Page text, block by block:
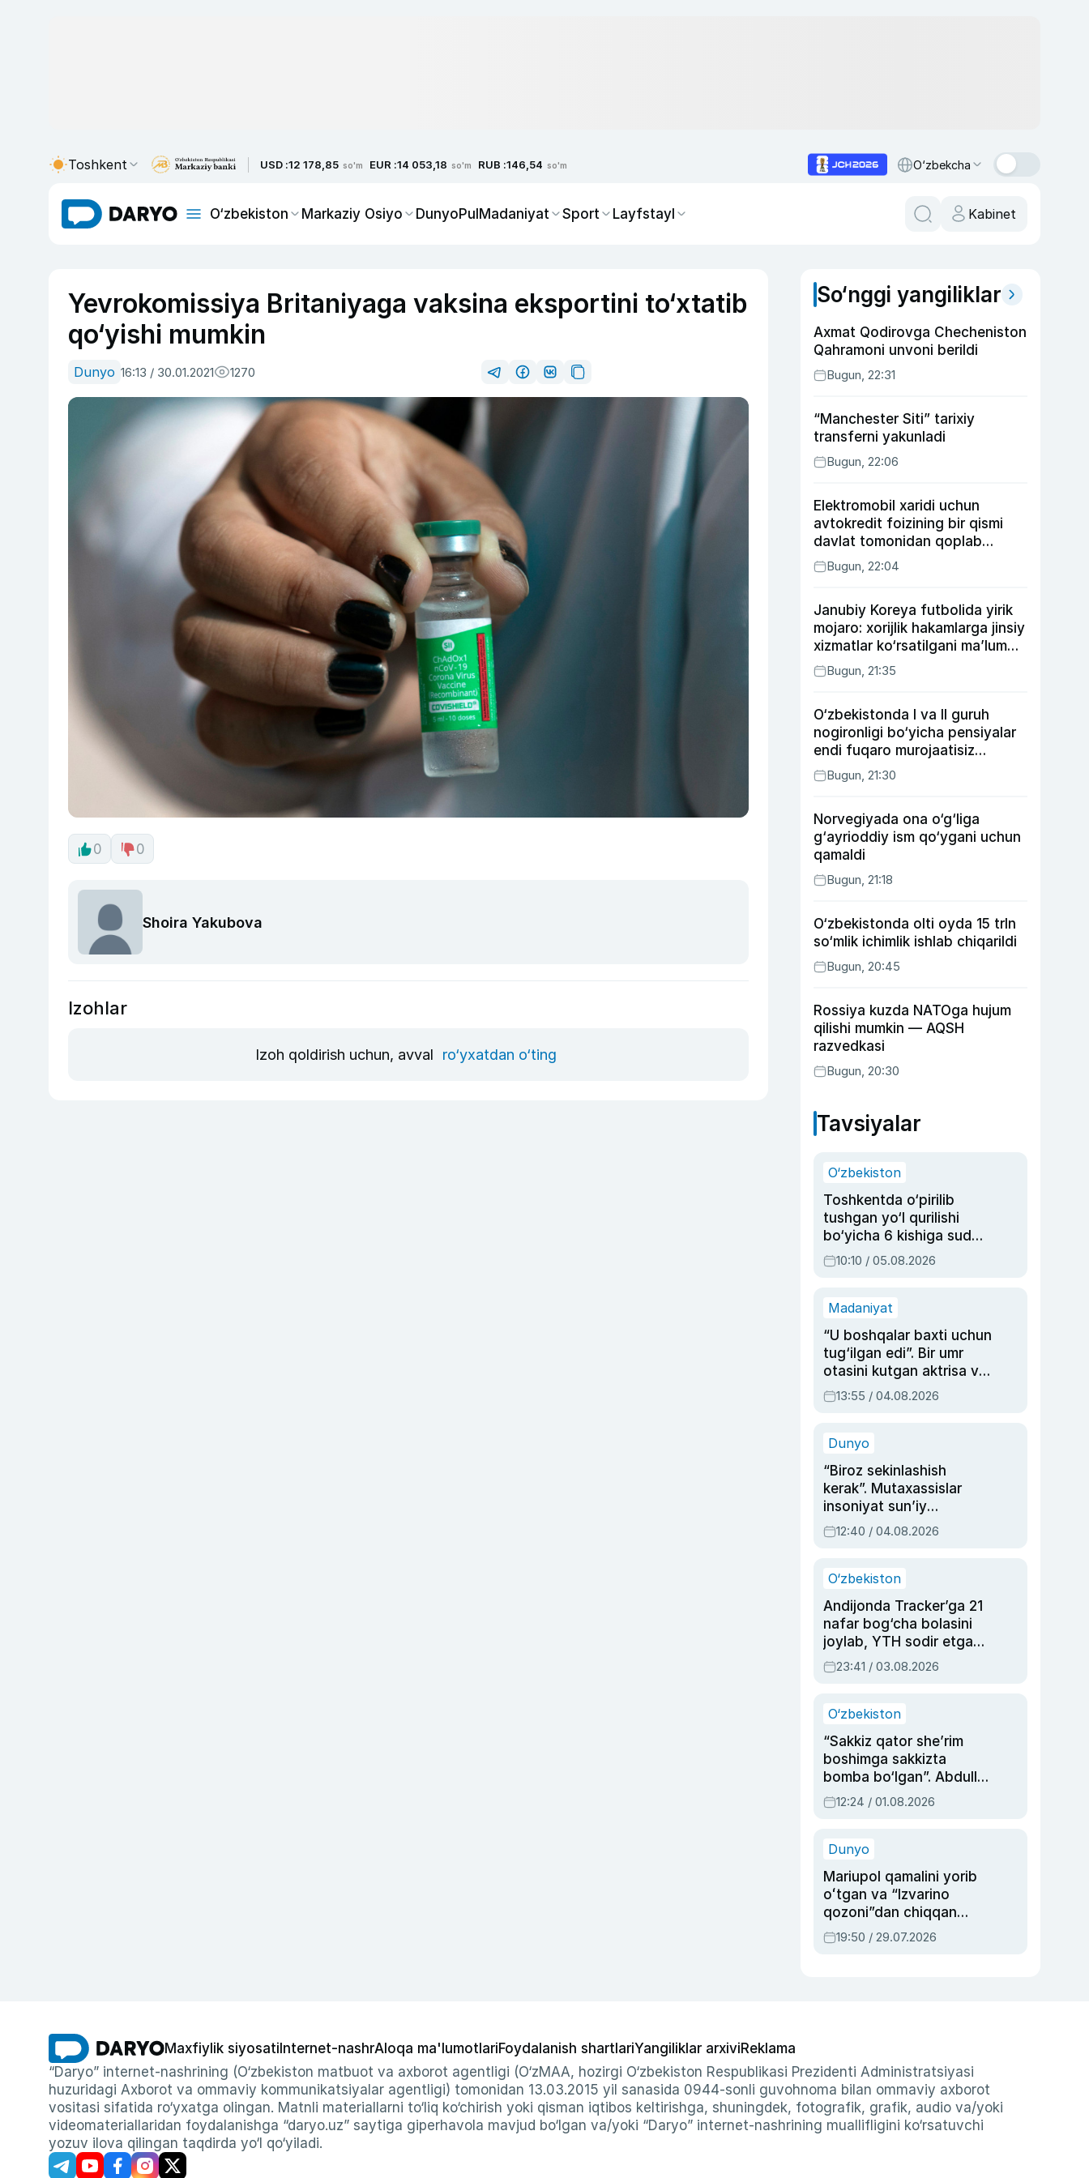
Toshkent USD :12 178,85 so'm EUR :14 053,18 so'm RUB :146,54 so'm O‘zbekcha
O‘zbekiston Markaziy Osiyo DunyoPulMadaniyat Sport Layfstayl Kabinet
Yevrokomissiya Britaniyaga vaksina eksportini to‘xtatib
qo‘yishi mumkin
Dunyo 16:13 / 30.01.2021 1270
0 0
Shoira Yakubova
Izohlar
Izoh qoldirish uchun, avval ro‘yxatdan o‘ting
So‘nggi yangiliklar
Axmat Qodirovga Checheniston
Qahramoni unvoni berildi
Bugun, 22:31
“Manchester Siti” tarixiy
transferni yakunladi
Bugun, 22:06
Elektromobil xaridi uchun
avtokredit foizining bir qismi
davlat tomonidan qoplab
berilishi mumkin
Bugun, 22:04
Janubiy Koreya futbolida yirik
mojaro: xorijlik hakamlarga jinsiy
xizmatlar ko‘rsatilgani ma’lum
qilindi
Bugun, 21:35
O‘zbekistonda I va II guruh
nogironligi bo‘yicha pensiyalar
endi fuqaro murojaatisiz
tayinlanishi mumkin
Bugun, 21:30
Norvegiyada ona o‘g‘liga
g‘ayrioddiy ism qo‘ygani uchun
qamaldi
Bugun, 21:18
O‘zbekistonda olti oyda 15 trln
so‘mlik ichimlik ishlab chiqarildi
Bugun, 20:45
Rossiya kuzda NATOga hujum
qilishi mumkin — AQSH
razvedkasi
Bugun, 20:30
Tavsiyalar
O‘zbekiston
Toshkentda o‘pirilib
tushgan yo‘l qurilishi
bo‘yicha 6 kishiga sud
hukmi o‘qildi
10:10 / 05.08.2026
Madaniyat
“U boshqalar baxti uchun
tug‘ilgan edi”. Bir umr
otasini kutgan aktrisa va
dublyaj ustasi Rimma
Ahmedovaning
13:55 / 04.08.2026
Dunyo
“Biroz sekinlashish
kerak”. Mutaxassislar
insoniyat sun’iy
intellektni boshqara
olmay qolishidan xavotir
12:40 / 04.08.2026
O‘zbekiston
Andijonda Tracker’ga 21
nafar bog‘cha bolasini
joylab, YTH sodir etgan
ayolga sud hukmi o‘qildi
23:41 / 03.08.2026
O‘zbekiston
“Sakkiz qator she’rim
boshimga sakkizta
bomba bo‘lgan”. Abdulla
Oripovni siyosiy
ayblovlardan asrab
12:24 / 01.08.2026
Dunyo
Mariupol qamalini yorib
oʻtgan va “Izvarino
qozoni”dan chiqqan
qahramon — Ukraina
armiyasi bosh
19:50 / 29.07.2026
Maxfiylik siyosati Internet-nashrAloqa ma'lumotlariFoydalanish shartlariYangiliklar arxiviReklama
“Daryo” internet-nashrining (O‘zbekiston matbuot va axborot agentligi (O‘zMAA, hozirgi O‘zbekiston Respublikasi Prezidenti Administratsiyasi
huzuridagi Axborot va ommaviy kommunikatsiyalar agentligi) tomonidan 13.03.2015 yil sanasida 0944-sonli guvohnoma bilan ommaviy axborot
vositasi sifatida ro‘yxatga olingan. Matnli materiallarni to‘liq ko‘chirish yoki qisman iqtibos keltirishga, shuningdek, fotografik, grafik, audio va/yoki
videomateriallaridan foydalanishga “daryo.uz” saytiga giperhavola mavjud bo‘lgan va/yoki “Daryo” internet-nashrining muallifligini ko‘rsatuvchi
yozuv ilova qilingan taqdirda yo‘l qo‘yiladi.